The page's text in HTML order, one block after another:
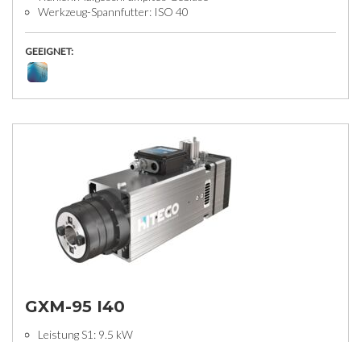
Werkzeug-Spannfutter: ISO 40
GEEIGNET:
GXM-95 I40
Leistung S1: 9.5 kW